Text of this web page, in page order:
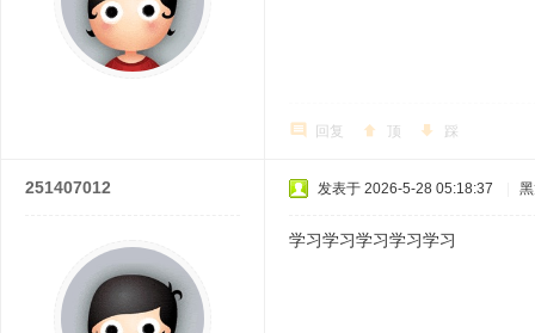
回复 顶 踩
251407012 发表于 2026-5-28 05:18:37
学习学习学习学习学习